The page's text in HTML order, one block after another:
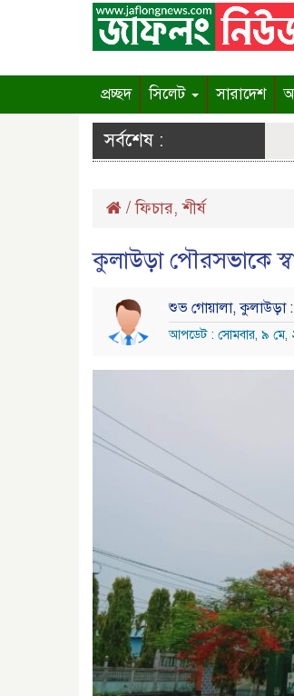
প্রচ্ছদ সিলেট সারাদেশ
সর্বশেষ :
/ফিচার,শীর্ষ
কুলাউড়া পৌরসভাকে
শুভ গোয়ালা, কুলাউড়া
আপডেট : সোমবার, ৯ মে,